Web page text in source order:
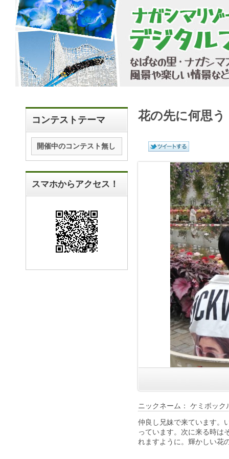
コンテストテーマ
開催中のコンテスト無し
スマホからアクセス！
花の先に何思う
ニックネーム： ケミボック
仲良し兄妹で来ています。
っています。次に来る時は
れますように。輝かしい花